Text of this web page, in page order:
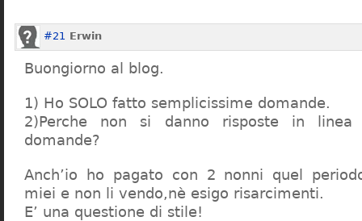
#21 Erwin
Buongiorno al blog.
1) Ho SOLO fatto semplicissime domande.
2)Perche non si danno risposte in
domande?
Anch’io ho pagato con 2 nonni quel
miei e non li vendo,nè esigo risarcimenti.
E’ una questione di stile!